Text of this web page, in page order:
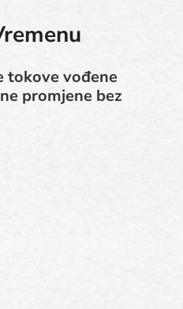
tokove vođene
promjene bez